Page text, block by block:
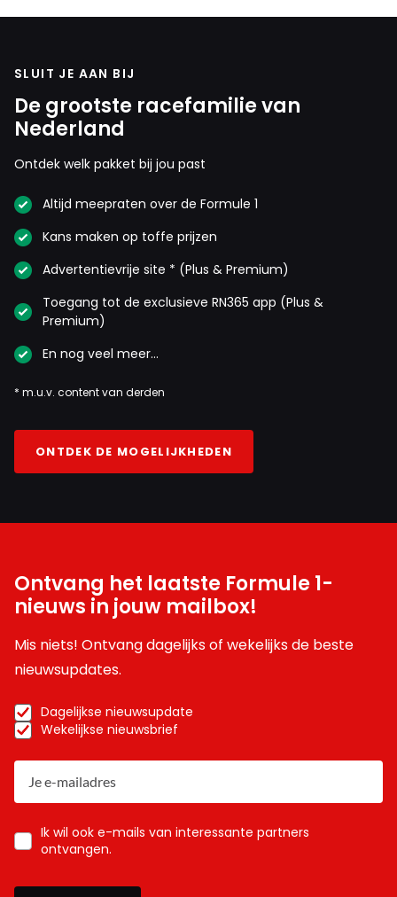
SLUIT JE AAN BIJ
De grootste racefamilie van
Nederland
Ontdek welk pakket bij jou past
Altijd meepraten over de Formule 1
Kans maken op toffe prijzen
Advertentievrije site * (Plus & Premium)
Toegang tot de exclusieve RN365 app (Plus &
Premium)
En nog veel meer…
* m.u.v. content van derden
ONTDEK DE MOGELIJKHEDEN
Ontvang het laatste Formule 1-
nieuws in jouw mailbox!
Mis niets! Ontvang dagelijks of wekelijks de beste
nieuwsupdates.
Dagelijkse nieuwsupdate
Wekelijkse nieuwsbrief
Ik wil ook e-mails van interessante partners
ontvangen.